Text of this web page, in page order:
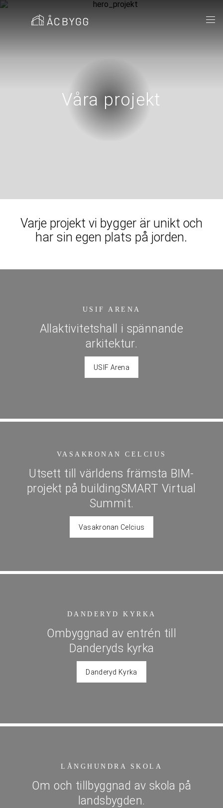
Våra projekt
Varje projekt vi bygger är unikt och
har sin egen plats på jorden.
USIF ARENA
Allaktivitetshall i spännande
arkitektur.
USIF Arena
VASAKRONAN CELCIUS
Utsett till världens främsta BIM-
projekt på buildingSMART Virtual
Summit.
Vasakronan Celcius
DANDERYD KYRKA
Ombyggnad av entrén till
Danderyds kyrka
Danderyd Kyrka
LÅNGHUNDRA SKOLA
Om och tillbyggnad av skola på
landsbygden.